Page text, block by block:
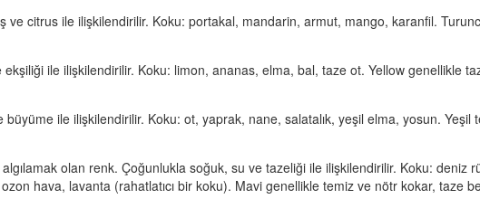
ve citrus ile ilişkilendirilir. Koku: portakal, mandarin, armut, mango, karanfil. Turuncu
ekşiliği ile ilişkilendirilir. Koku: limon, ananas, elma, bal, taze ot. Yellow genellikle
büyüme ile ilişkilendirilir. Koku: ot, yaprak, nane, salatalık, yeşil elma, yosun. Yeşil
olan renk. Çoğunlukla soğuk, su ve tazeliği ile ilişkilendirilir. Koku: deniz
ozon hava, lavanta (rahatlatıcı bir koku). Mavi genellikle temiz ve nötr kokar, taze